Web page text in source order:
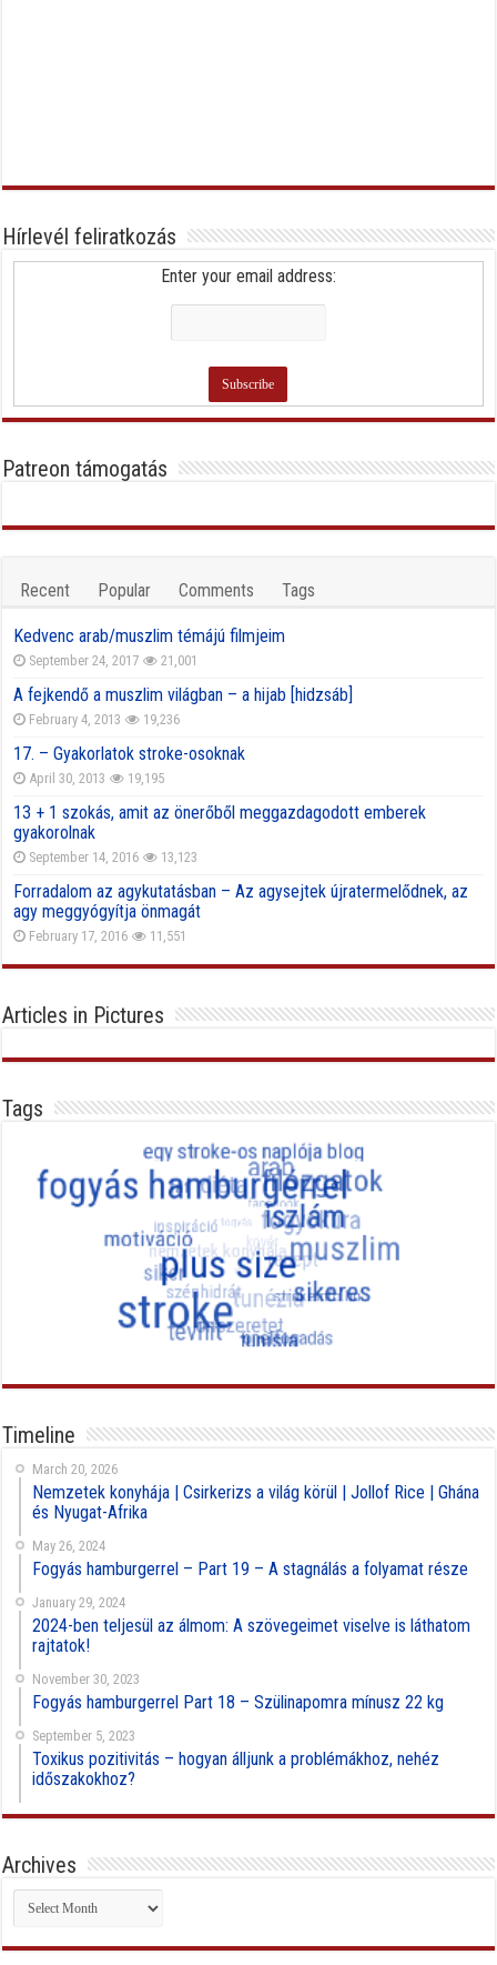
Hírlevél feliratkozás
Enter your email address:
Patreon támogatás
Recent Popular Comments Tags
Kedvenc arab/muszlim témájú filmjeim
September 24, 2017 21,001
A fejkendő a muszlim világban – a hijab [hidzsáb]
February 4, 2013 19,236
17. – Gyakorlatok stroke-osoknak
April 30, 2013 19,195
13 + 1 szokás, amit az önerőből meggazdagodott emberek
gyakorolnak
September 14, 2016 13,123
Forradalom az agykutatásban – Az agysejtek újratermelődnek, az
agy meggyógyítja önmagát
February 17, 2016 11,551
Articles in Pictures
Tags
Timeline
March 20, 2026
Nemzetek konyhája | Csirkerizs a világ körül | Jollof Rice | Ghána
és Nyugat-Afrika
May 26, 2024
Fogyás hamburgerrel – Part 19 – A stagnálás a folyamat része
January 29, 2024
2024-ben teljesül az álmom: A szövegeimet viselve is láthatom
rajtatok!
November 30, 2023
Fogyás hamburgerrel Part 18 – Szülinapomra mínusz 22 kg
September 5, 2023
Toxikus pozitivitás – hogyan álljunk a problémákhoz, nehéz
időszakokhoz?
Archives
Archives